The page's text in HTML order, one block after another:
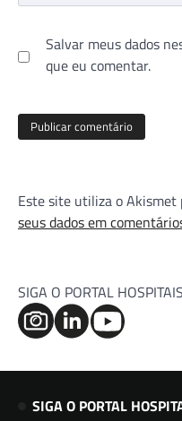
Salvar meus dados
que eu comentar.
Este site utiliza o Akismet
seus dados em
SIGA O PORTAL
SIGA O PORTAL